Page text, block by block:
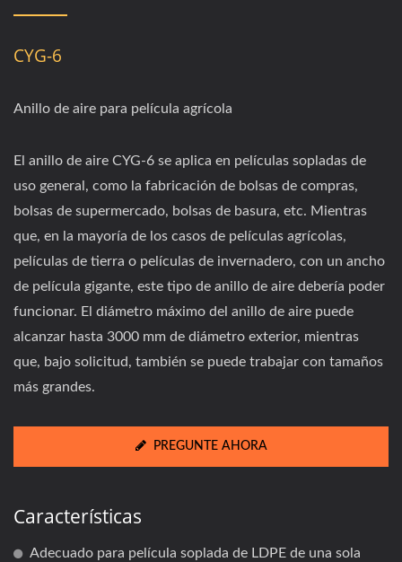
CYG-6
Anillo de aire para película agrícola
El anillo de aire CYG-6 se aplica en películas sopladas de
uso general, como la fabricación de bolsas de compras,
bolsas de supermercado, bolsas de basura, etc. Mientras
que, en la mayoría de los casos de películas agrícolas,
películas de tierra o películas de invernadero, con un ancho
de película gigante, este tipo de anillo de aire debería poder
funcionar. El diámetro máximo del anillo de aire puede
alcanzar hasta 3000 mm de diámetro exterior, mientras
que, bajo solicitud, también se puede trabajar con tamaños
más grandes.
PREGUNTE AHORA
Características
Adecuado para película soplada de LDPE de una sola